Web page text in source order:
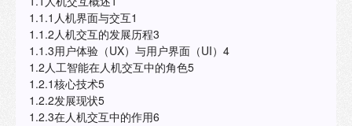
1.1.1人机界面与交互1
1.1.2人机交互的发展历程3
1.1.3用户体验（UX）与用户界面（UI）4
1.2人工智能在人机交互中的角色5
1.2.1核心技术5
1.2.2发展现状5
1.2.3在人机交互中的作用6